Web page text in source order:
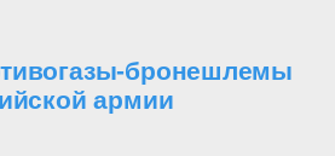
бронешлемы
армии